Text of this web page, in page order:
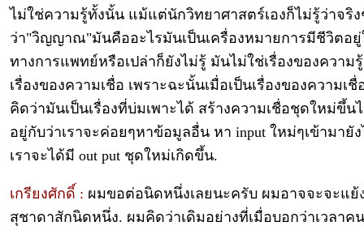
ไม่ใช่ความรู้ทั้งนั้น แม้แต่นักวิทยาศาสตร์เองก็ไม่รู้ว่าจริ
ว่า"วิญญาณ"มันคืออะไรมันเป็นเครื่องหมายการมีชีวิตอยู่
ทางการแพทย์หรือเปล่าก็ยังไม่รู้ มันไม่ใช่เรื่องของความรู้
เรื่องของความเชื่อ เพราะฉะนั้นเมื่อเป็นเรื่องของความเ
คิดว่ามันเป็นเรื่องที่บ่มเพาะได้ สร้างความเชื่อชุดใหม่ขึ้น
อยู่กับว่าเราจะค่อยๆหาข้อมูลอื่น หา input ใหม่ๆเข้ามายัง
เราจะได้มี out put ชุดใหม่เกิดขึ้น.
เกรียงศักดิ์ : ผมขอต่อนิดหนึ่งเลยนะครับ ผมอาจจะจะแย้
สุชาดาสักนิดหนึ่ง. ผมคิดว่าเดิมอย่างที่เมื่อบอกว่าเวลาค